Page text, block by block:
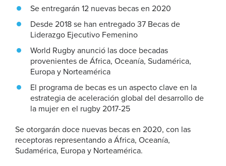
Se entregarán 12 nuevas becas en 2020
Desde 2018 se han entregado 37 Becas de
Liderazgo Ejecutivo Femenino
World Rugby anunció las doce becadas
provenientes de África, Oceanía, Sudamérica,
Europa y Norteamérica
El programa de becas es un aspecto clave en la
estrategia de aceleración global del desarrollo de
la mujer en el rugby 2017-25
Se otorgarán doce nuevas becas en 2020, con las
receptoras representando a África, Oceanía,
Sudamérica, Europa y Norteamérica.